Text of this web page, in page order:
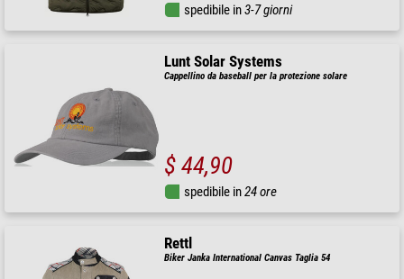
spedibile in3-7 giorni
Lunt Solar Systems
Cappellino da baseball per la protezione solare
$ 44,90
spedibile in24 ore
Rettl
Biker Janka International Canvas Taglia 54